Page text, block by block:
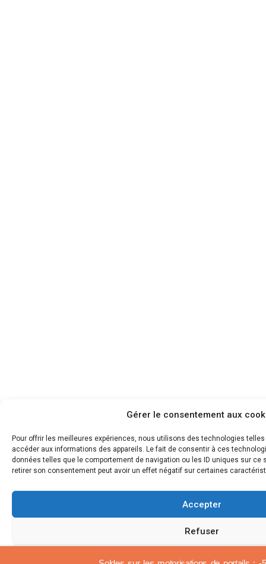
Gérer le consentement aux
Pour offrir les meilleures expériences, nous utilisons des technologies
accéder aux informations des appareils. Le fait de consentir à ces
données telles que le comportement de navigation ou les ID uniques sur ce
retirer son consentement peut avoir un effet négatif sur certaines
Accepter
Refuser
Voir les préférences